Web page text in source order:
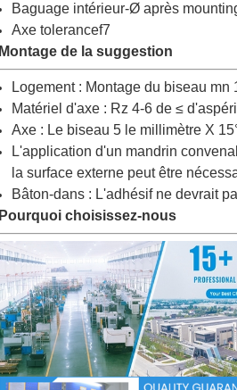
Baguage intérieur-Ø après
Axe tolerancef7
Montage de la suggestion
Logement : Montage du biseau mn
Matériel d'axe : Rz 4-6 de ≤
Axe : Le biseau 5 le millimètre X
L'application d'un mandrin
la surface externe peut être
Bâton-dans : L'adhésif ne devrait
Pourquoi choisissez-nous